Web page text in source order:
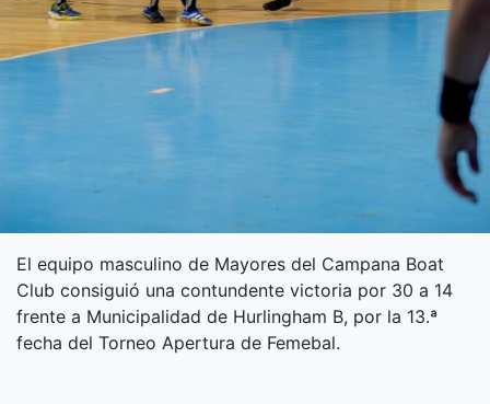
El equipo masculino de Mayores del Campana Boat
Club consiguió una contundente victoria por 30 a 14
frente a Municipalidad de Hurlingham B, por la 13.ª
fecha del Torneo Apertura de Femebal.